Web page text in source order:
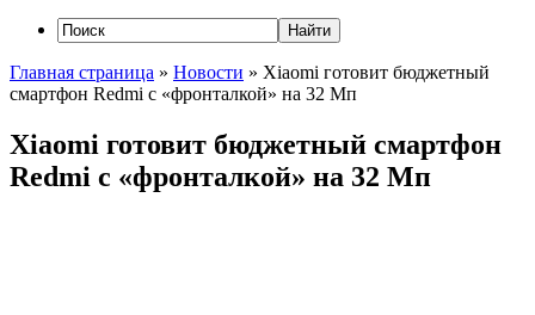
Главная страница » Новости » Xiaomi готовит бюджетный
смартфон Redmi с «фронталкой» на 32 Мп
Xiaomi готовит бюджетный смартфон
Redmi с «фронталкой» на 32 Мп